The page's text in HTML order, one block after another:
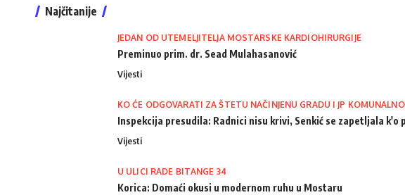
Najčitanije
JEDAN OD UTEMELJITELJA MOSTARSKE KARDIOHIRURGIJE
Preminuo prim. dr. Sead Mulahasanović
Vijesti
KO ĆE ODGOVARATI ZA ŠTETU NAČINJENU GRADU I JP
Inspekcija presudila: Radnici nisu krivi, Senkić se zapetljala k'o
Vijesti
U ULICI RADE BITANGE 34
Korica: Domaći okusi u modernom ruhu u Mostaru